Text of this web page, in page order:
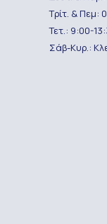
Τρίτ. & Πεμ:
Τετ.: 9:00-
Σάβ-Κυρ.: